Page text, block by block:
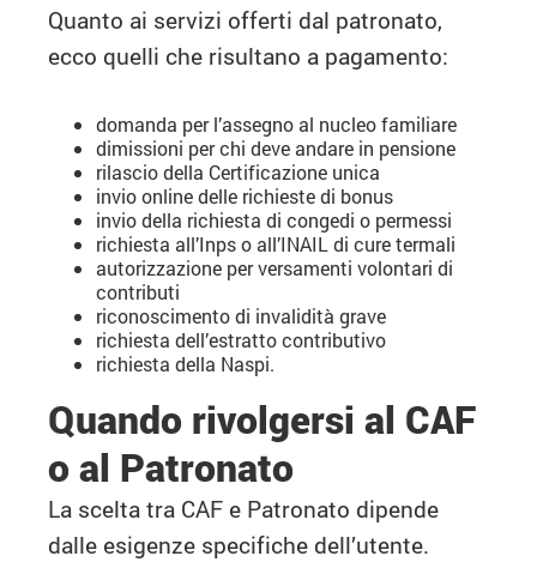
Quanto ai servizi offerti dal patronato,
ecco quelli che risultano a pagamento:
domanda per l’assegno al nucleo familiare
dimissioni per chi deve andare in pensione
rilascio della Certificazione unica
invio online delle richieste di bonus
invio della richiesta di congedi o permessi
richiesta all’Inps o all’INAIL di cure termali
autorizzazione per versamenti volontari di
contributi
riconoscimento di invalidità grave
richiesta dell’estratto contributivo
richiesta della Naspi.
Quando rivolgersi al CAF
o al Patronato
La scelta tra CAF e Patronato dipende
dalle esigenze specifiche dell’utente.